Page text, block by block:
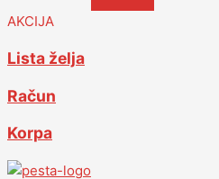
AKCIJA
Lista želja
Račun
Korpa